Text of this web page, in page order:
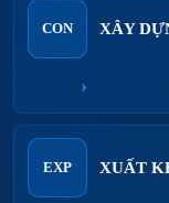
CON XÂY
›
EXP XUẤT